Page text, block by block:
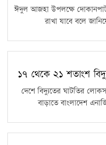
ঈদুল আজহা উপলক্ষে
রাখা যাবে বলে
১৭ থেকে ২১ শতাংশ
দেশে বিদ্যুতের ঘাটতির
বাড়াতে বাংলাদেশ